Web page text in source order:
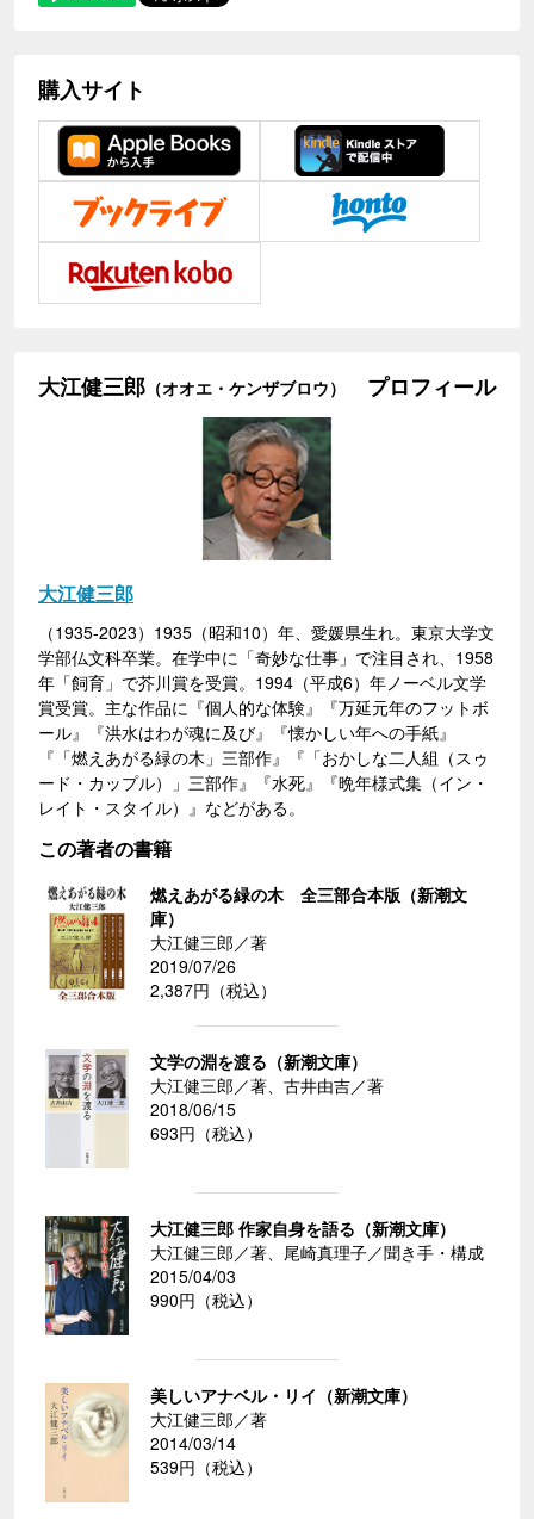
購入サイト
大江健三郎 （オオエ・ケンザブロウ） プロフィール
大江健三郎
（1935-2023）1935（昭和10）年、愛媛県生れ。東京大学文
学部仏文科卒業。在学中に「奇妙な仕事」で注目され、1958
年「飼育」で芥川賞を受賞。1994（平成6）年ノーベル文学
賞受賞。主な作品に『個人的な体験』『万延元年のフットボ
ール』『洪水はわが魂に及び』『懐かしい年への手紙』
『「燃えあがる緑の木」三部作』『「おかしな二人組（スゥ
ード・カップル）」三部作』『水死』『晩年様式集（イン・
レイト・スタイル）』などがある。
この著者の書籍
燃えあがる緑の木 全三部合本版（新潮文
庫）
大江健三郎／著
2019/07/26
2,387円（税込）
文学の淵を渡る（新潮文庫）
大江健三郎／著、古井由吉／著
2018/06/15
693円（税込）
大江健三郎 作家自身を語る（新潮文庫）
大江健三郎／著、尾崎真理子／聞き手・構成
2015/04/03
990円（税込）
美しいアナベル・リイ（新潮文庫）
大江健三郎／著
2014/03/14
539円（税込）